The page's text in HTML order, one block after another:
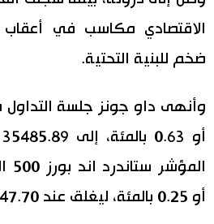
إعلان
الاقتصادي مكاسب في
ضخم للبنية التحتية.
أو 0.25 بالمئة، ليغلق عند 4447.70 نقطة.